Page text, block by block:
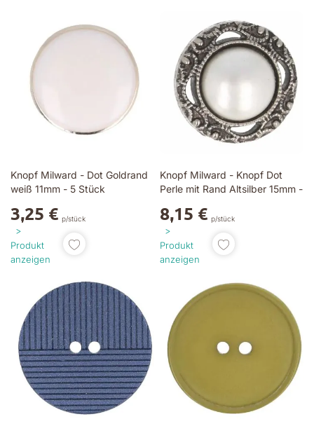
Knopf Milward - Dot Goldrand
weiß 11mm - 5 Stück
3,25 € p/stück
Produkt
anzeigen
Knopf Milward - Knopf Dot
Perle mit Rand Altsilber 15mm -
8,15 € p/stück
Produkt
anzeigen